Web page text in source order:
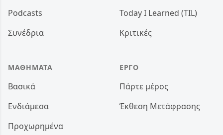
Podcasts
Συνέδρια
ΜΑΘΉΜΑΤΑ
Βασικά
Ενδιάμεσα
Προχωρημένα
Today I Learned (TIL)
Κριτικές
ΈΡΓΟ
Πάρτε μέρος
Έκθεση Μετάφρασης